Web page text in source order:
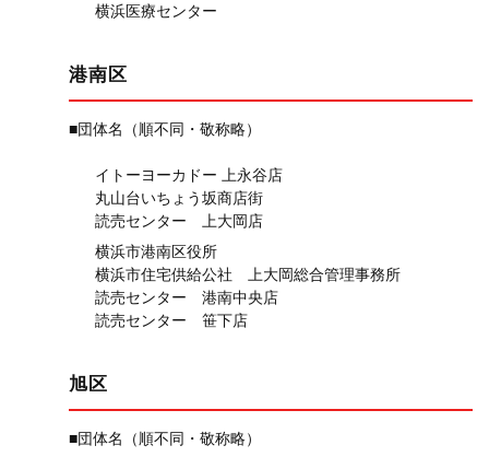
横浜医療センター
港南区
■団体名（順不同・敬称略）
イトーヨーカドー 上永谷店
丸山台いちょう坂商店街
読売センター 上大岡店
横浜市港南区役所
横浜市住宅供給公社 上大岡総合管理事務所
読売センター 港南中央店
読売センター 笹下店
旭区
■団体名（順不同・敬称略）